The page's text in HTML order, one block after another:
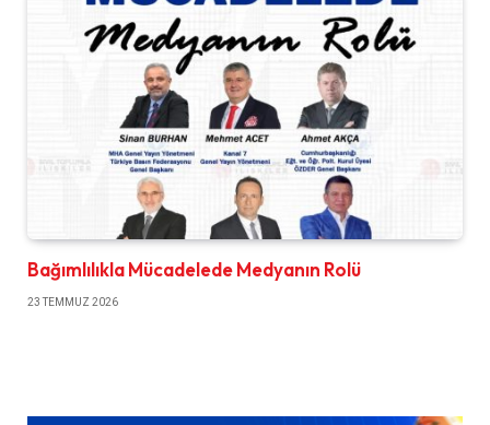
Bağımlılıkla Mücadelede Medyanın Rolü
23 TEMMUZ 2026